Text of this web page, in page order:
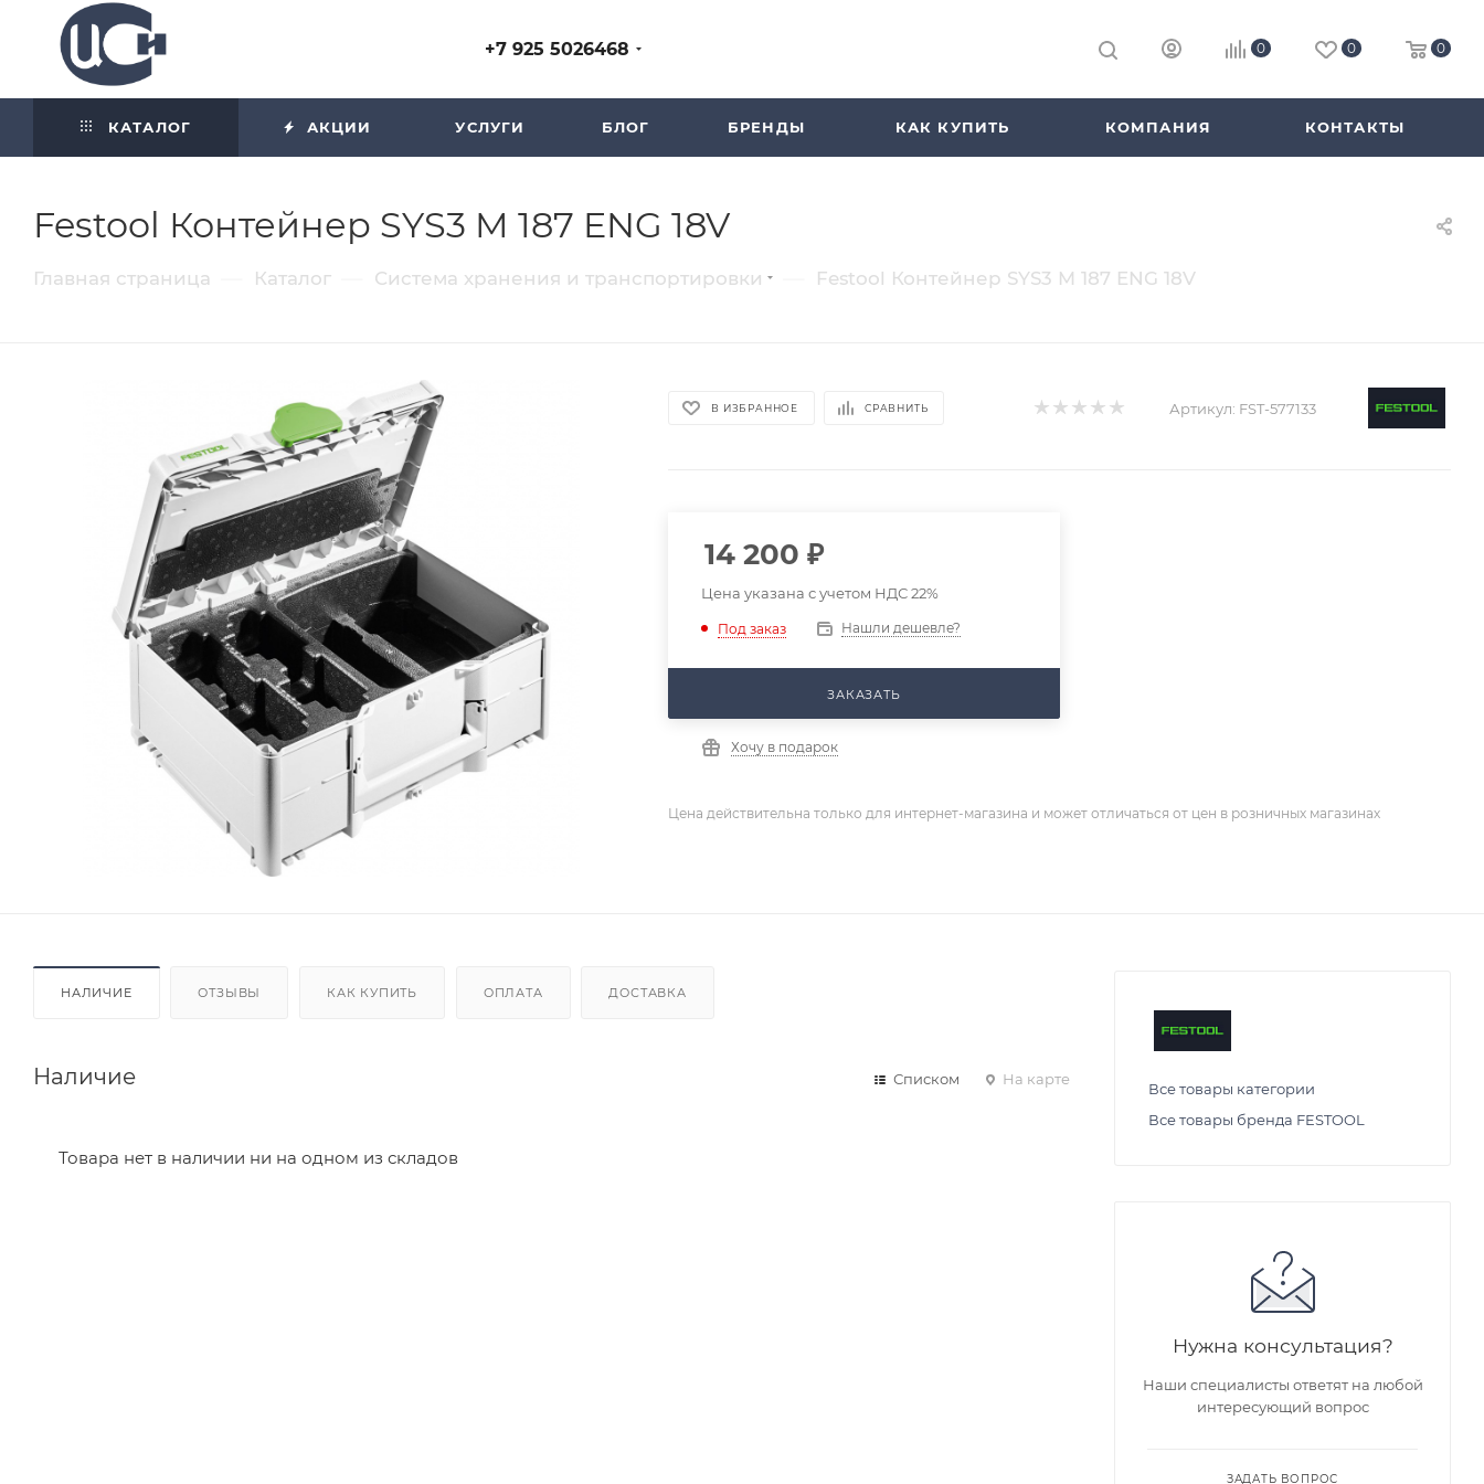
+7 925 5026468 0 0 0
КАТАЛОГ АКЦИИ УСЛУГИ БЛОГ БРЕНДЫ КАК КУПИТЬ КОМПАНИЯ КОНТАКТЫ
Festool Контейнер SYS3 M 187 ENG 18V
Главная страница Каталог Система хранения и транспортировки Festool Контейнер SYS3 M 187 ENG 18V
В ИЗБРАННОЕ СРАВНИТЬ Артикул: FST-577133
14 200 ₽
Цена указана с учетом НДС 22%
Под заказ Нашли дешевле?
ЗАКАЗАТЬ
Хочу в подарок
Цена действительна только для интернет-магазина и может отличаться от цен в розничных магазинах
НАЛИЧИЕ ОТЗЫВЫ КАК КУПИТЬ ОПЛАТА ДОСТАВКА
Наличие Списком На карте
Товара нет в наличии ни на одном из складов
Все товары категории
Все товары бренда FESTOOL
Нужна консультация?
Наши специалисты ответят на любой
интересующий вопрос
ЗАДАТЬ ВОПРОС